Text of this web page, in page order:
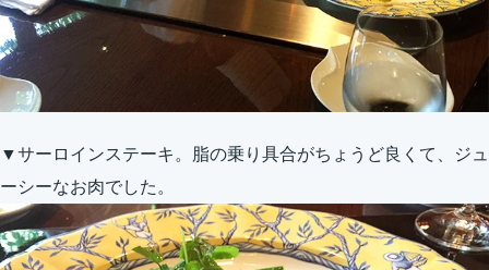
▼サーロインステーキ。脂の乗り具合がちょうど良くて、ジュ
ーシーなお肉でした。